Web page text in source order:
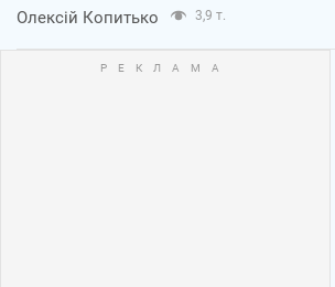
Олексій Копитько 3,9 т.